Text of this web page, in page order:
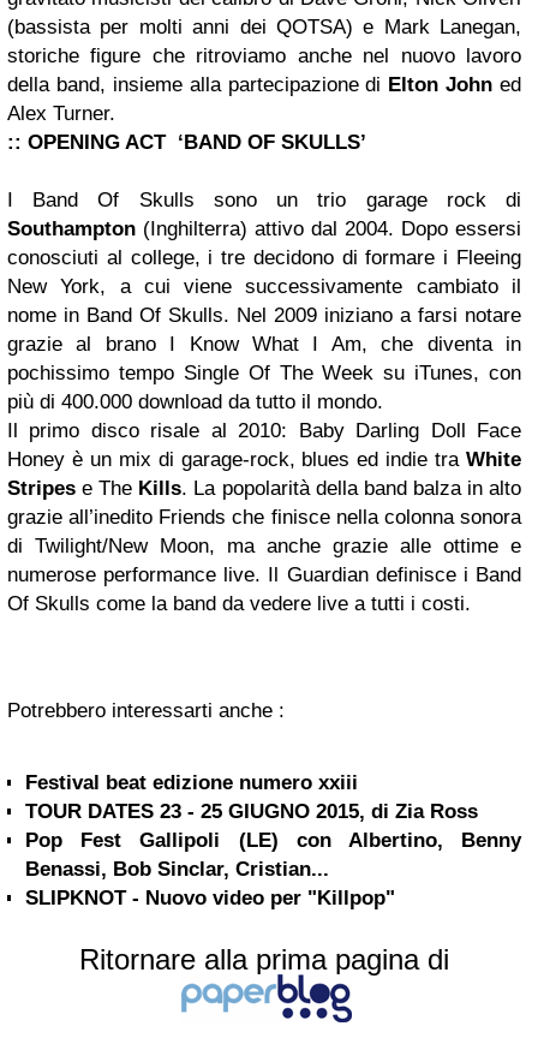
(bassista per molti anni dei QOTSA) e Mark Lanegan,
storiche figure che ritroviamo anche nel nuovo lavoro
della band, insieme alla partecipazione di Elton John ed
Alex Turner.
:: OPENING ACT ‘BAND OF SKULLS’
I Band Of Skulls sono un trio garage rock di
Southampton (Inghilterra) attivo dal 2004. Dopo essersi
conosciuti al college, i tre decidono di formare i Fleeing
New York, a cui viene successivamente cambiato il
nome in Band Of Skulls. Nel 2009 iniziano a farsi notare
grazie al brano I Know What I Am, che diventa in
pochissimo tempo Single Of The Week su iTunes, con
più di 400.000 download da tutto il mondo.
Il primo disco risale al 2010: Baby Darling Doll Face
Honey è un mix di garage-rock, blues ed indie tra White
Stripes e The Kills. La popolarità della band balza in alto
grazie all’inedito Friends che finisce nella colonna sonora
di Twilight/New Moon, ma anche grazie alle ottime e
numerose performance live. Il Guardian definisce i Band
Of Skulls come la band da vedere live a tutti i costi.
Potrebbero interessarti anche :
Festival beat edizione numero xxiii
TOUR DATES 23 - 25 GIUGNO 2015, di Zia Ross
Pop Fest Gallipoli (LE) con Albertino, Benny
Benassi, Bob Sinclar, Cristian...
SLIPKNOT - Nuovo video per "Killpop"
Ritornare alla prima pagina di